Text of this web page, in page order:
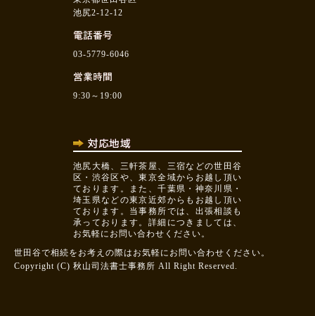
池尻2-12-12
03-5779-6046
9:30～19:00
池尻大橋、三軒茶屋、三宿などの世田谷
区・渋谷区や、東京全域からお越し頂い
ております。また、千葉県・神奈川県・
埼玉県などの東京近郊からもお越し頂い
ております。当事務所では、出張相談も
承っております。詳細につきましては、
お気軽にお問い合わせください。
世田谷で相続をお考えの際はお気軽にお問い合わせください。
Copyright (C) 秋山司法書士事務所 All Right Reserved.